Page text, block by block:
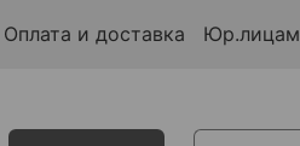
Оплата и доставка Юр.лицам